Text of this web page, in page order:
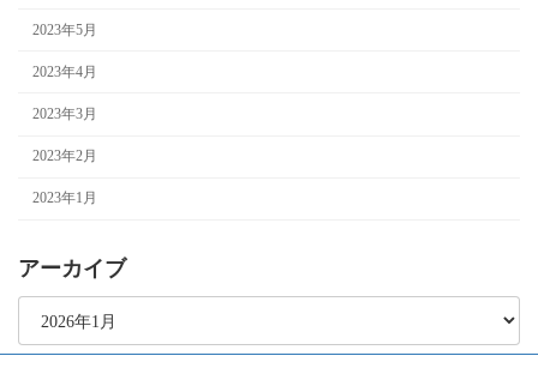
2023年5月
2023年4月
2023年3月
2023年2月
2023年1月
アーカイブ
ア
イ